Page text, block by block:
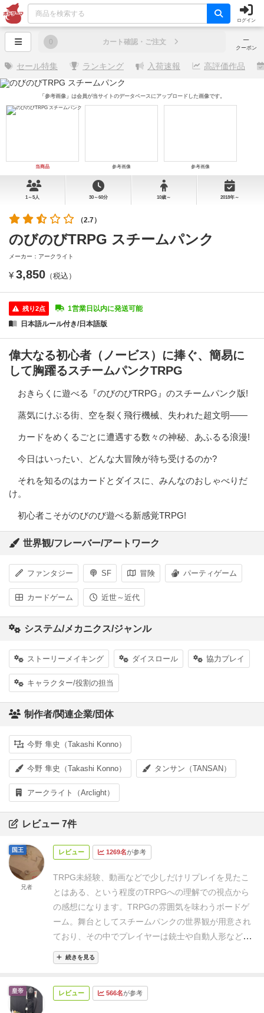
ログイン
─
クーポン
0 カート確認・ご注文
セール特集 ランキング 入荷速報 高評価作品
当商品 参考画像 参考画像
「参考画像」は会員が当サイトのデータベースにアップロードした画像です。
1～5人 30～60分 10歳～ 2018年～
（2.7）
のびのびTRPG スチームパンク
メーカー：アークライト
¥ 3,850 （税込）
残り2点
1営業日以内に発送可能
日本語ルール付き/日本語版
偉大なる初心者（ノービス）に捧ぐ、簡易に
して胸躍るスチームパンクTRPG
おきらくに遊べる『のびのびTRPG』のスチームパンク版!
蒸気にけぶる街、空を裂く飛行機械、失われた超文明――
カードをめくるごとに遭遇する数々の神秘、あふるる浪漫!
今日はいったい、どんな大冒険が待ち受けるのか?
それを知るのはカードとダイスに、みんなのおしゃべりだ
け。
初心者こそがのびのび遊べる新感覚TRPG!
世界観/フレーバー/アートワーク
ファンタジー SF 冒険 パーティゲーム
カードゲーム 近世～近代
システム/メカニクス/ジャンル
ストーリーメイキング ダイスロール 協力プレイ
キャラクター/役割の担当
制作者/関連企業/団体
今野 隼史（Takashi Konno）
今野 隼史（Takashi Konno） タンサン（TANSAN）
アークライト（Arclight）
レビュー 7件
レビュー 1269名が参考
TRPG未経験、動画などで少しだけリプレイを見たこ
とはある、という程度のTRPGへの理解での視点から
の感想になります。 TRPGの雰囲気を味わうボードゲ
ーム。 舞台としてスチームパンクの世界観が用意され
ており、その中でプレイヤーは銃士や自動人形などの
キャラを選択して、ストーリーを進めていく感じで
す。TRPGのハードルの高そうなところとして、
由な動きに合わせて捌かないといけない
続きを見る
国王
兄者
レビュー 566名が参考
皇帝